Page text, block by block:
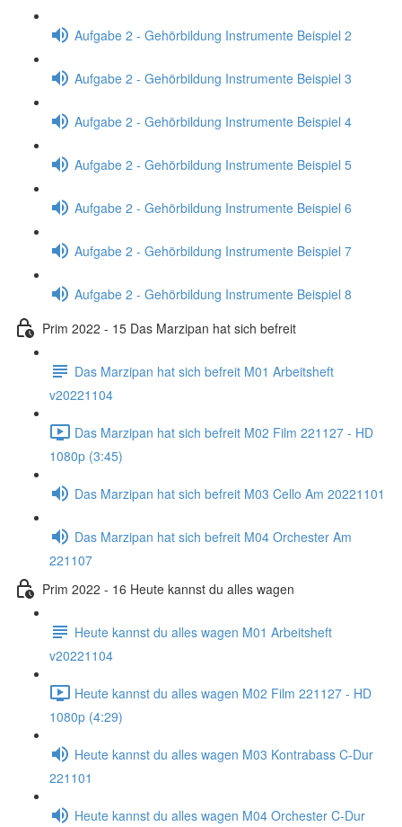
Aufgabe 2 - Gehörbildung Instrumente Beispiel 2
Aufgabe 2 - Gehörbildung Instrumente Beispiel 3
Aufgabe 2 - Gehörbildung Instrumente Beispiel 4
Aufgabe 2 - Gehörbildung Instrumente Beispiel 5
Aufgabe 2 - Gehörbildung Instrumente Beispiel 6
Aufgabe 2 - Gehörbildung Instrumente Beispiel 7
Aufgabe 2 - Gehörbildung Instrumente Beispiel 8
Prim 2022 - 15 Das Marzipan hat sich befreit
Das Marzipan hat sich befreit M01 Arbeitsheft
v20221104
Das Marzipan hat sich befreit M02 Film 221127 - HD
1080p (3:45)
Das Marzipan hat sich befreit M03 Cello Am 20221101
Das Marzipan hat sich befreit M04 Orchester Am
221107
Prim 2022 - 16 Heute kannst du alles wagen
Heute kannst du alles wagen M01 Arbeitsheft
v20221104
Heute kannst du alles wagen M02 Film 221127 - HD
1080p (4:29)
Heute kannst du alles wagen M03 Kontrabass C-Dur
221101
Heute kannst du alles wagen M04 Orchester C-Dur